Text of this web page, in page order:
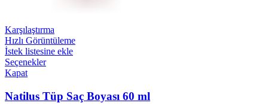
Karşılaştırma
Hızlı Görüntüleme
İstek listesine ekle
Seçenekler
Kapat
Natilus Tüp Saç Boyası 60 ml